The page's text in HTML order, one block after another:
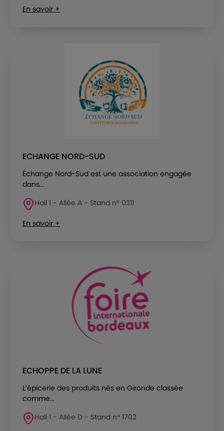
En savoir +
ECHANGE NORD-SUD
Échange Nord-Sud est une association engagée
dans...
Hall 1 - Allée A - Stand n° 0311
En savoir +
ECHOPPE DE LA LUNE
L’épicerie des produits nés en Gironde classée
comme...
Hall 1 - Allée D - Stand n° 1702